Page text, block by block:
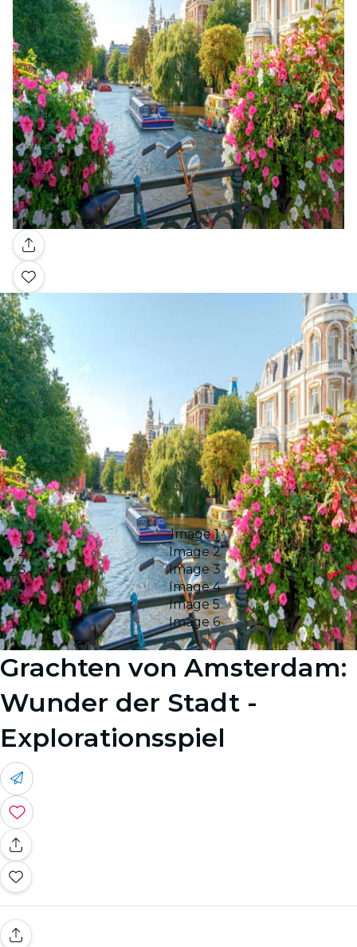
Galerie
Image 1
Image 2
Image 3
Image 4
Image 5
Image 6
Grachten von Amsterdam:
Wunder der Stadt -
Explorationsspiel